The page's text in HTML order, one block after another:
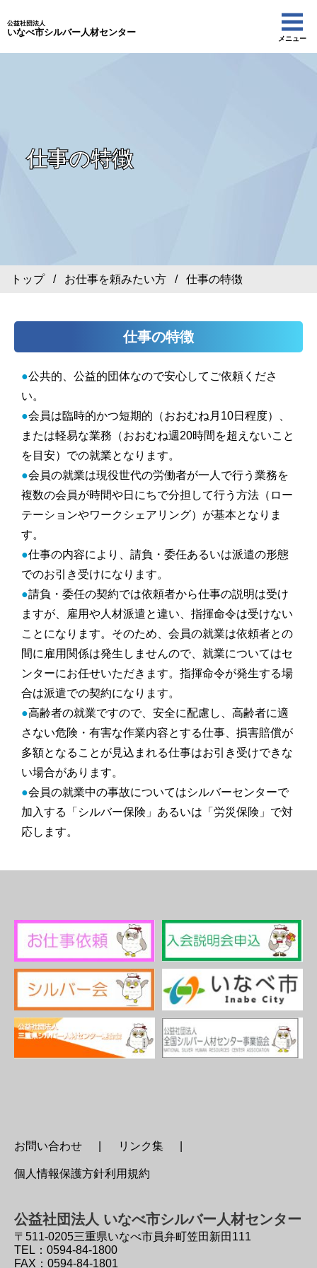
公益社団法人
いなべ市シルバー人材センター
メニュー
仕事の特徴
トップ/ お仕事を頼みたい方 / 仕事の特徴
仕事の特徴
●公共的、公益的団体なので安心してご依頼くださ
い。
●会員は臨時的かつ短期的（おおむね月10日程度）、
または軽易な業務（おおむね週20時間を超えないこと
を目安）での就業となります。
●会員の就業は現役世代の労働者が一人で行う業務を
複数の会員が時間や日にちで分担して行う方法（ロー
テーションやワークシェアリング）が基本となりま
す。
●仕事の内容により、請負・委任あるいは派遣の形態
でのお引き受けになります。
●請負・委任の契約では依頼者から仕事の説明は受け
ますが、雇用や人材派遣と違い、指揮命令は受けない
ことになります。そのため、会員の就業は依頼者との
間に雇用関係は発生しませんので、就業についてはセ
ンターにお任せいただきます。指揮命令が発生する場
合は派遣での契約になります。
●高齢者の就業ですので、安全に配慮し、高齢者に適
さない危険・有害な作業内容とする仕事、損害賠償が
多額となることが見込まれる仕事はお引き受けできな
い場合があります。
●会員の就業中の事故についてはシルバーセンターで
加入する「シルバー保険」あるいは「労災保険」で対
応します。
お問い合わせ リンク集
個人情報保護方針利用規約
公益社団法人 いなべ市シルバー人材センター
〒511-0205三重県いなべ市員弁町笠田新田111
TEL：0594-84-1800
FAX：0594-84-1801